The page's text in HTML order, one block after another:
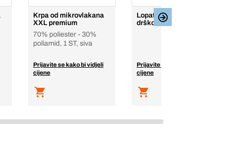
Krpa od mikrovlakana
XXL premium
70% poliester - 30%
poliamid, 1 ST, siva
Prijavite se kako bi vidjeli
cijene
Lopatica za vodu s
drškom
Prijavite se kako bi vidjeli
cijene